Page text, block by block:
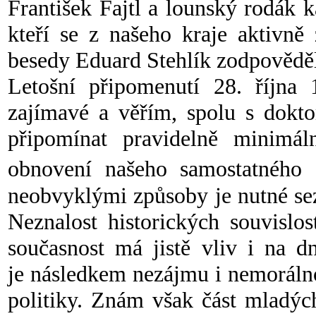
František Fajtl a lounský rodák
kteří se z našeho kraje
besedy Eduard Stehlík
Letošní připomenutí 28. října
zajímavé a věřím, spolu s
připomínat pravidelně
obnovení našeho samostatného
neobvyklými způsoby je nutné
Neznalost historických
současnost má jistě vliv i na
je následkem nezájmu i
politiky. Znám však část